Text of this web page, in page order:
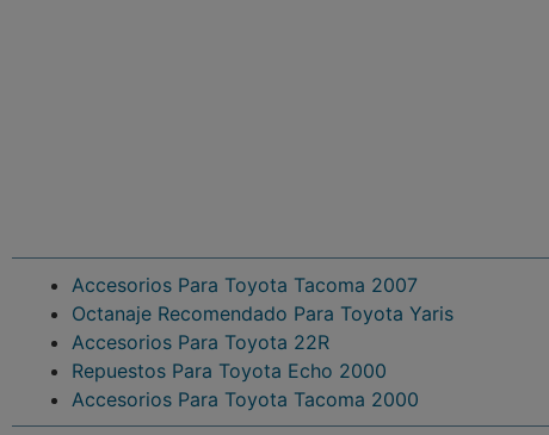
Accesorios Para Toyota Tacoma 2007
Octanaje Recomendado Para Toyota Yaris
Accesorios Para Toyota 22R
Repuestos Para Toyota Echo 2000
Accesorios Para Toyota Tacoma 2000